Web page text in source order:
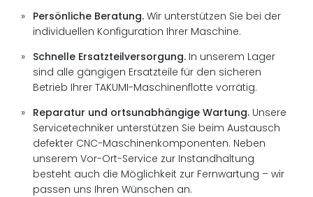
Persönliche Beratung. Wir unterstützen Sie bei der
individuellen Konfiguration Ihrer Maschine.
Schnelle Ersatzteilversorgung. In unserem Lager
sind alle gängigen Ersatzteile für den sicheren
Betrieb Ihrer TAKUMI-Maschinenflotte vorrätig.
Reparatur und ortsunabhängige Wartung. Unsere
Servicetechniker unterstützen Sie beim Austausch
defekter CNC-Maschinenkomponenten. Neben
unserem Vor-Ort-Service zur Instandhaltung
besteht auch die Möglichkeit zur Fernwartung – wir
passen uns Ihren Wünschen an.